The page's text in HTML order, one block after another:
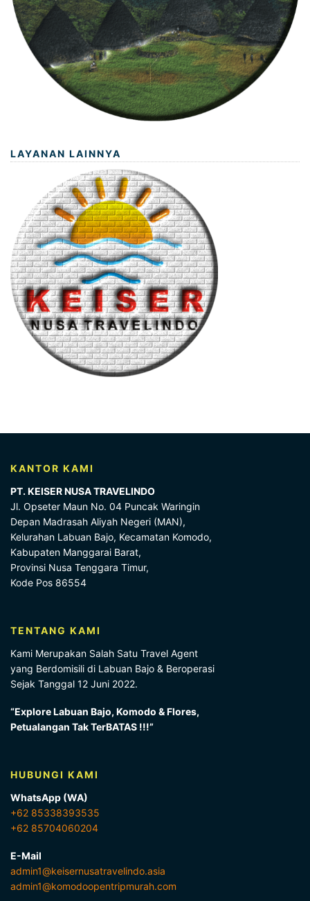
LAYANAN LAINNYA
KANTOR KAMI
PT. KEISER NUSA TRAVELINDO
Jl. Opseter Maun No. 04 Puncak Waringin
Depan Madrasah Aliyah Negeri (MAN),
Kelurahan Labuan Bajo, Kecamatan Komodo,
Kabupaten Manggarai Barat,
Provinsi Nusa Tenggara Timur,
Kode Pos 86554
TENTANG KAMI
Kami Merupakan Salah Satu Travel Agent
yang Berdomisili di Labuan Bajo & Beroperasi
Sejak Tanggal 12 Juni 2022.
“Explore Labuan Bajo, Komodo & Flores,
Petualangan Tak TerBATAS !!!”
HUBUNGI KAMI
WhatsApp (WA)
+62 85338393535
+62 85704060204
E-Mail
admin1@keisernusatravelindo.asia
admin1@komodoopentripmurah.com